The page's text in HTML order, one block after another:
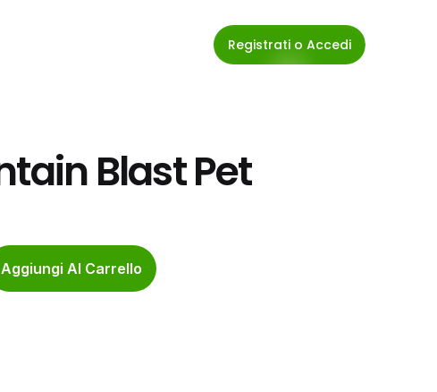
Registrati o Accedi
Blast Pet
Aggiungi Al Carrello